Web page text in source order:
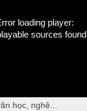
loading player:
sources found
học, nghệ...